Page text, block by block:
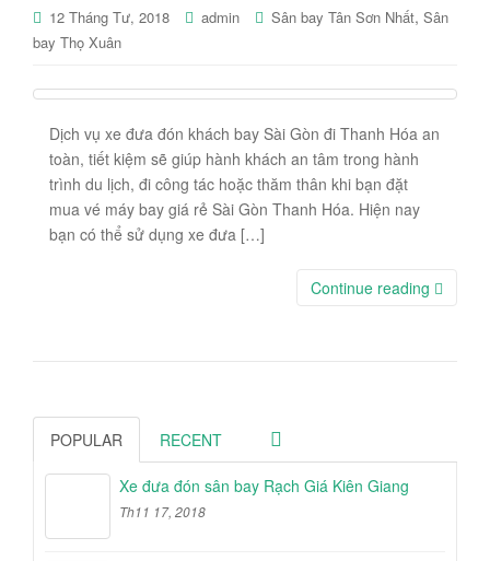
n
12 Tháng Tư, 2018 admin Sân bay Tân Sơn Nhất, Sân
bay Thọ Xuân
Dịch vụ xe đưa đón khách bay Sài Gòn đi Thanh Hóa an
toàn, tiết kiệm sẽ giúp hành khách an tâm trong hành
trình du lịch, đi công tác hoặc thăm thân khi bạn đặt
mua vé máy bay giá rẻ Sài Gòn Thanh Hóa. Hiện nay
bạn có thể sử dụng xe đưa […]
Continue reading
POPULAR RECENT
Xe đưa đón sân bay Rạch Giá Kiên Giang
Th11 17, 2018